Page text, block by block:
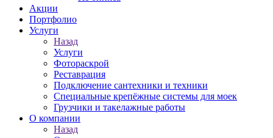
Акции
Портфолио
Услуги
Назад
Услуги
Фотораскрой
Реставрация
Подключение сантехники и техники
Специальные крепёжные системы для моек
Грузчики и такелажные работы
О компании
Назад